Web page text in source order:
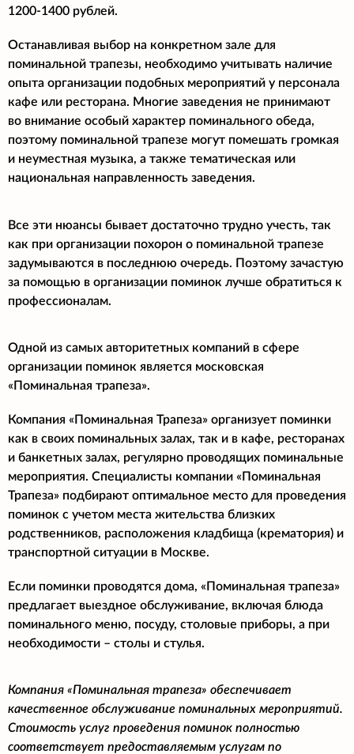
1200-1400 рублей.
Останавливая выбор на конкретном зале для
поминальной трапезы, необходимо учитывать наличие
опыта организации подобных мероприятий у персонала
кафе или ресторана. Многие заведения не принимают
во внимание особый характер поминального обеда,
поэтому поминальной трапезе могут помешать громкая
и неуместная музыка, а также тематическая или
национальная направленность заведения.
Все эти нюансы бывает достаточно трудно учесть, так
как при организации похорон о поминальной трапезе
задумываются в последнюю очередь. Поэтому зачастую
за помощью в организации поминок лучше обратиться к
профессионалам.
Одной из самых авторитетных компаний в сфере
организации поминок является московская
«Поминальная трапеза».
Компания «Поминальная Трапеза» организует поминки
как в своих поминальных залах, так и в кафе, ресторанах
и банкетных залах, регулярно проводящих поминальные
мероприятия. Специалисты компании «Поминальная
Трапеза» подбирают оптимальное место для проведения
поминок с учетом места жительства близких
родственников, расположения кладбища (крематория) и
транспортной ситуации в Москве.
Если поминки проводятся дома, «Поминальная трапеза»
предлагает выездное обслуживание, включая блюда
поминального меню, посуду, столовые приборы, а при
необходимости – столы и стулья.
Компания «Поминальная трапеза» обеспечивает
качественное обслуживание поминальных мероприятий.
Стоимость услуг проведения поминок полностью
соответствует предоставляемым услугам по